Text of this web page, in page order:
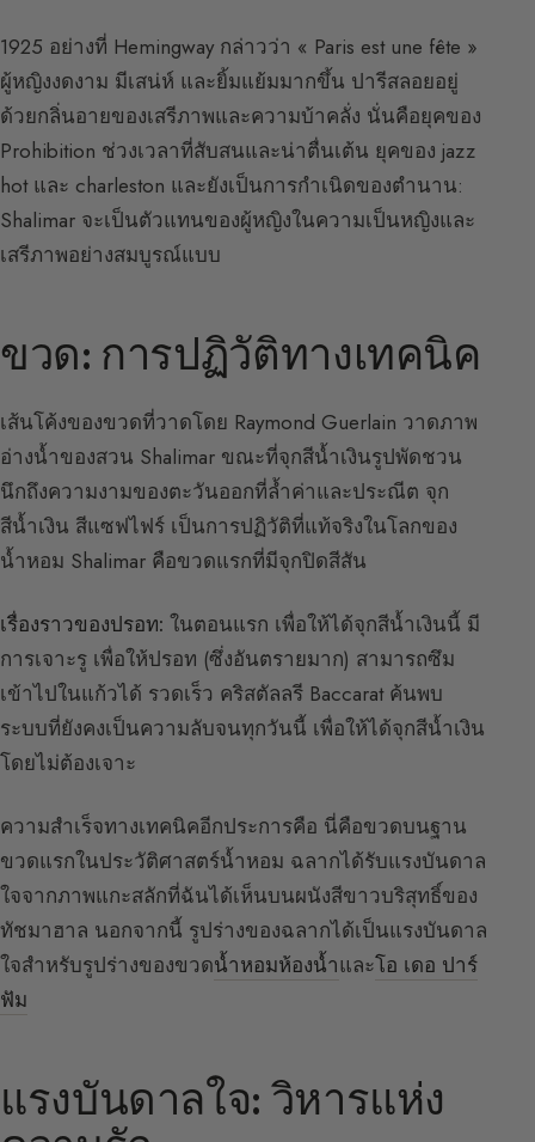
1925 อย่างที่ Hemingway กล่าวว่า « Paris est une fête »
ผู้หญิงงดงาม มีเสน่ห์ และยิ้มแย้มมากขึ้น ปารีสลอยอยู่
ด้วยกลิ่นอายของเสรีภาพและความบ้าคลั่ง นั่นคือยุคของ
Prohibition ช่วงเวลาที่สับสนและน่าตื่นเต้น ยุคของ jazz
hot และ charleston และยังเป็นการกำเนิดของตำนาน:
Shalimar จะเป็นตัวแทนของผู้หญิงในความเป็นหญิงและ
เสรีภาพอย่างสมบูรณ์แบบ
ขวด: การปฏิวัติทางเทคนิค
เส้นโค้งของขวดที่วาดโดย Raymond Guerlain วาดภาพ
อ่างน้ำของสวน Shalimar ขณะที่จุกสีน้ำเงินรูปพัดชวน
นึกถึงความงามของตะวันออกที่ล้ำค่าและประณีต จุก
สีน้ำเงิน สีแซฟไฟร์ เป็นการปฏิวัติที่แท้จริงในโลกของ
น้ำหอม Shalimar คือขวดแรกที่มีจุกปิดสีสัน
เรื่องราวของปรอท: ในตอนแรก เพื่อให้ได้จุกสีน้ำเงินนี้ มี
การเจาะรู เพื่อให้ปรอท (ซึ่งอันตรายมาก) สามารถซึม
เข้าไปในแก้วได้ รวดเร็ว คริสตัลลรี Baccarat ค้นพบ
ระบบที่ยังคงเป็นความลับจนทุกวันนี้ เพื่อให้ได้จุกสีน้ำเงิน
โดยไม่ต้องเจาะ
ความสำเร็จทางเทคนิคอีกประการคือ นี่คือขวดบนฐาน
ขวดแรกในประวัติศาสตร์น้ำหอม ฉลากได้รับแรงบันดาล
ใจจากภาพแกะสลักที่ฉันได้เห็นบนผนังสีขาวบริสุทธิ์ของ
ทัชมาฮาล นอกจากนี้ รูปร่างของฉลากได้เป็นแรงบันดาล
ใจสำหรับรูปร่างของขวดน้ำหอมห้องน้ำและโอ เดอ ปาร์
ฟัม
แรงบันดาลใจ: วิหารแห่ง